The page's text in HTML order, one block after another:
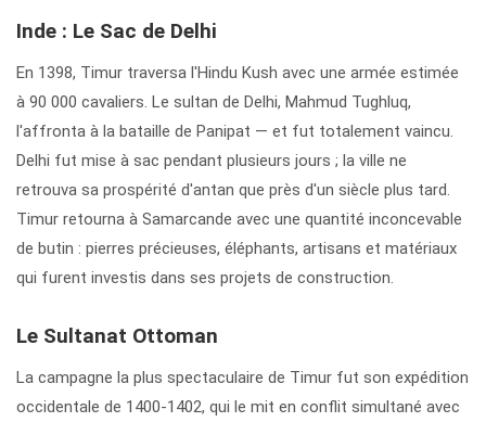
Inde : Le Sac de Delhi
En 1398, Timur traversa l'Hindu Kush avec une armée estimée
à 90 000 cavaliers. Le sultan de Delhi, Mahmud Tughluq,
l'affronta à la bataille de Panipat — et fut totalement vaincu.
Delhi fut mise à sac pendant plusieurs jours ; la ville ne
retrouva sa prospérité d'antan que près d'un siècle plus tard.
Timur retourna à Samarcande avec une quantité inconcevable
de butin : pierres précieuses, éléphants, artisans et matériaux
qui furent investis dans ses projets de construction.
Le Sultanat Ottoman
La campagne la plus spectaculaire de Timur fut son expédition
occidentale de 1400-1402, qui le mit en conflit simultané avec